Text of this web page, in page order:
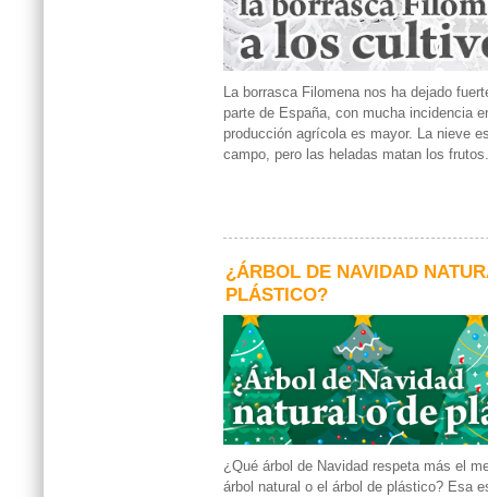
La borrasca Filomena nos ha dejado
parte de España, con mucha incidencia
producción agrícola es mayor. La nieve
campo, pero las heladas matan los
¿ÁRBOL DE NAVIDAD
PLÁSTICO?
¿Qué árbol de Navidad respeta más el
árbol natural o el árbol de plástico? Esa